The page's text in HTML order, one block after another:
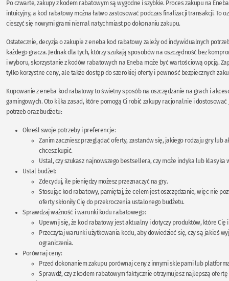
Po czwarte, zakupy z kodem rabatowym są wygodne i szybkie. Proces zakupu na
intuicyjny, a kod rabatowy można łatwo zastosować podczas finalizacji transakcji. To
cieszyć się nowymi grami niemal natychmiast po dokonaniu zakupu.
Ostatecznie, decyzja o zakupie z eneba kod rabatowy zależy od indywidualnych
każdego gracza. Jednak dla tych, którzy szukają sposobów na oszczędność bez
i wyboru, skorzystanie z kodów rabatowych na Eneba może być wartościową opcją.
tylko korzystne ceny, ale także dostęp do szerokiej oferty i pewność bezpiecznych
Kupowanie z eneba kod rabatowy to świetny sposób na oszczędzanie na grach i
gamingowych. Oto kilka zasad, które pomogą Ci robić zakupy racjonalnie i dostosować
potrzeb oraz budżetu:
Określ swoje potrzeby i preferencje:
Zanim zaczniesz przeglądać oferty, zastanów się, jakiego rodzaju gry lub
chcesz kupić.
Ustal, czy szukasz najnowszego bestsellera, czy może indyka lub klasyka
Ustal budżet:
Zdecyduj, ile pieniędzy możesz przeznaczyć na gry.
Stosując kod rabatowy, pamiętaj, że celem jest oszczędzanie, więc nie
oferty skłoniły Cię do przekroczenia ustalonego budżetu.
Sprawdzaj ważność i warunki kodu rabatowego:
Upewnij się, że kod rabatowy jest aktualny i dotyczy produktów, które Cię
Przeczytaj warunki użytkowania kodu, aby dowiedzieć się, czy są jakieś
ograniczenia.
Porównaj ceny:
Przed dokonaniem zakupu porównaj ceny z innymi sklepami lub
Sprawdź, czy z kodem rabatowym faktycznie otrzymujesz najlepszą